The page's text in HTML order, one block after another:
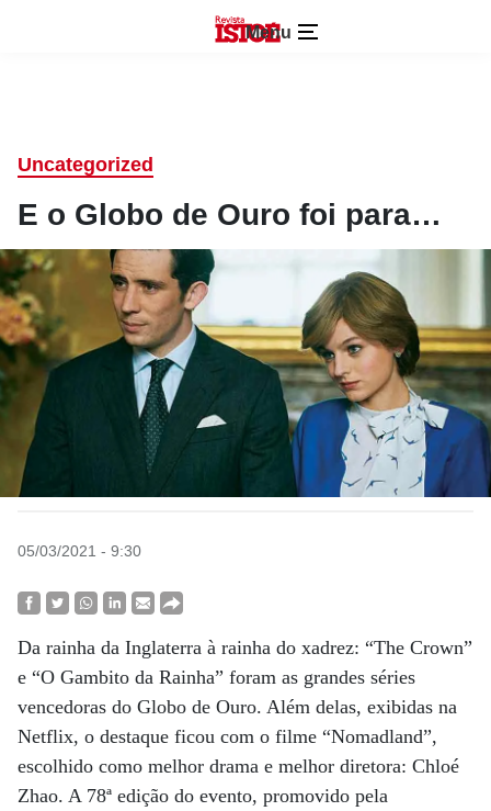
Menu
Uncategorized
E o Globo de Ouro foi para…
05/03/2021 - 9:30
Da rainha da Inglaterra à rainha do xadrez: “The Crown”
e “O Gambito da Rainha” foram as grandes séries
vencedoras do Globo de Ouro. Além delas, exibidas na
Netflix, o destaque ficou com o filme “Nomadland”,
escolhido como melhor drama e melhor diretora: Chloé
Zhao. A 78ª edição do evento, promovido pela